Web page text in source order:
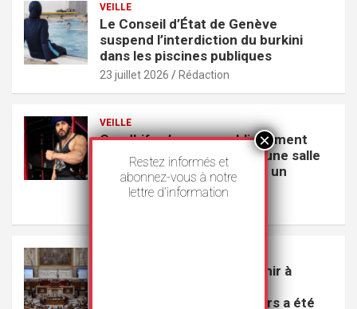
VEILLE
Le Conseil d’État de Genève
suspend l’interdiction du burkini
dans les piscines publiques
23 juillet 2026 Rédaction
VEILLE
GoodLife s’excuse publiquement
pour avoir exclu un Sikh d’une salle
de sport parce qu’il portait un
couteau
Le projet de loi visant à punir à
multirécidivistes de mineurs a été
Restez informés et
abonnez-vous à notre
lettre d’information